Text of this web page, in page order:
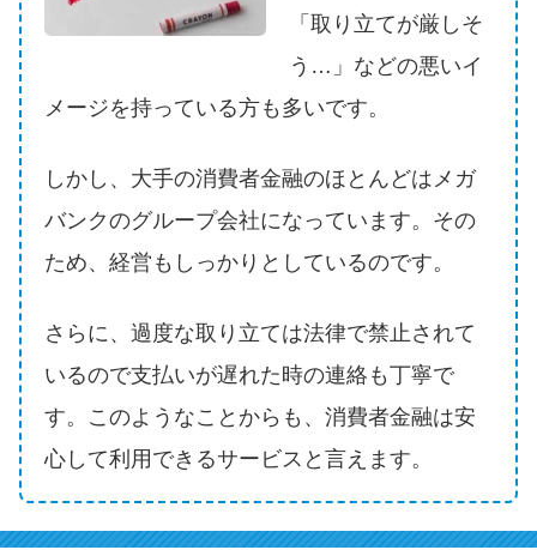
申し込みブラックとは?判断の目
ブラックでもお金を借りるに
アコムはブラックでも審査に通
る？ 自分がブラックか確かめる
アコムとレイクどっちがいい
底解説！
プロミスの返済方法を徹底解
説！ もっとも便利でお得な返済
「取り立てが厳しそ
う…」などの悪いイ
メージを持っている方も多いです。
しかし、大手の消費者金融のほとんどはメガ
バンクのグループ会社になっています。その
ため、経営もしっかりとしているのです。
さらに、過度な取り立ては法律で禁止されて
いるので支払いが遅れた時の連絡も丁寧で
す。このようなことからも、消費者金融は安
心して利用できるサービスと言えます。